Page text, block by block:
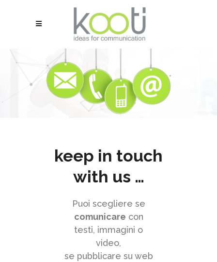
keep in touch
with us …
Puoi scegliere se
comunicare con
testi, immagini o
video,
se pubblicare su web
Assistente KooTj